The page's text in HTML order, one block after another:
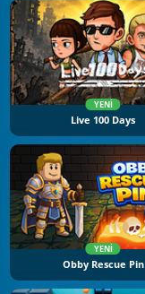
YENI
Live 100 Days
YENI
Obby Rescue Pin